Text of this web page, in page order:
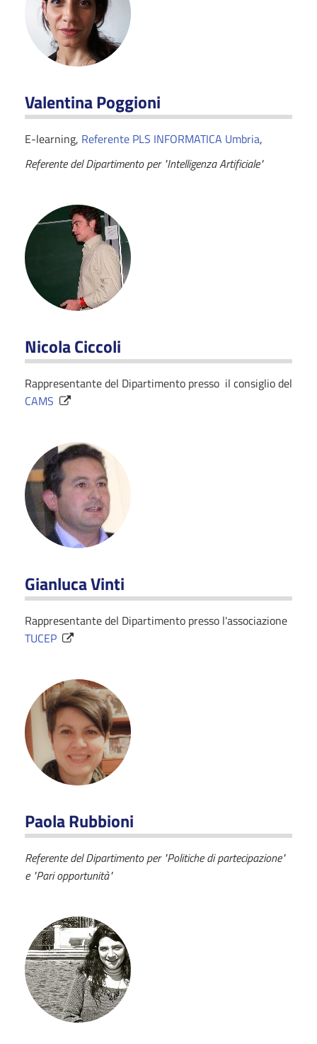
Valentina Poggioni
E-learning, Referente PLS INFORMATICA Umbria,
Referente del Dipartimento per "Intelligenza Artificiale"
Nicola Ciccoli
Rappresentante del Dipartimento presso il consiglio del
CAMS
Gianluca Vinti
Rappresentante del Dipartimento presso l'associazione
TUCEP
Paola Rubbioni
Referente del Dipartimento per "Politiche di partecipazione"
e "Pari opportunità"